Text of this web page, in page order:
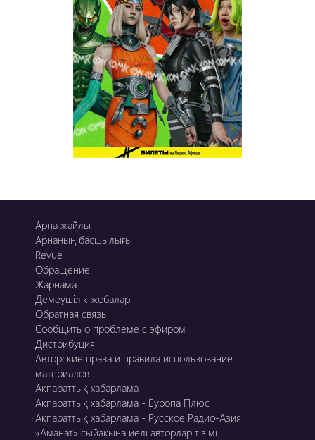
Арна жайлы
Арнаның басшылығы
Revue
Обращение
Жарнама
Демеушілік жобалар
Обратная связь
Сообщить о проблеме с эфиром
Дистрибуция
Авторские права и правила использование
материалов
Ақпараттық хабарлама
Ақпараттық хабарлама - Еуропа Плюс
Ақпараттық хабарлама - Русское Радио-Азия
«Аманат» сыйақына иелі авторлар тізімі